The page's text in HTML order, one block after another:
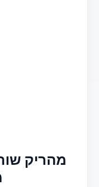
מהריק